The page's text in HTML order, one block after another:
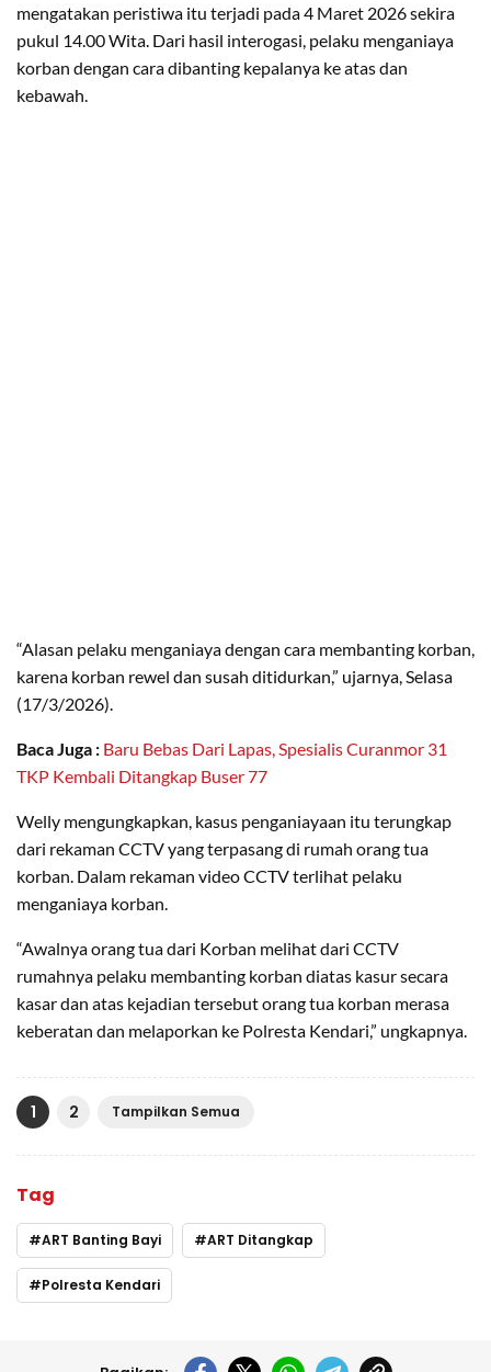
mengatakan peristiwa itu terjadi pada 4 Maret 2026 sekira
pukul 14.00 Wita. Dari hasil interogasi, pelaku menganiaya
korban dengan cara dibanting kepalanya ke atas dan
kebawah.
“Alasan pelaku menganiaya dengan cara membanting korban,
karena korban rewel dan susah ditidurkan,” ujarnya, Selasa
(17/3/2026).
Baca Juga : Baru Bebas Dari Lapas, Spesialis Curanmor 31
TKP Kembali Ditangkap Buser 77
Welly mengungkapkan, kasus penganiayaan itu terungkap
dari rekaman CCTV yang terpasang di rumah orang tua
korban. Dalam rekaman video CCTV terlihat pelaku
menganiaya korban.
“Awalnya orang tua dari Korban melihat dari CCTV
rumahnya pelaku membanting korban diatas kasur secara
kasar dan atas kejadian tersebut orang tua korban merasa
keberatan dan melaporkan ke Polresta Kendari,” ungkapnya.
1 2 Tampilkan Semua
Tag
ART Banting Bayi ART Ditangkap
Polresta Kendari